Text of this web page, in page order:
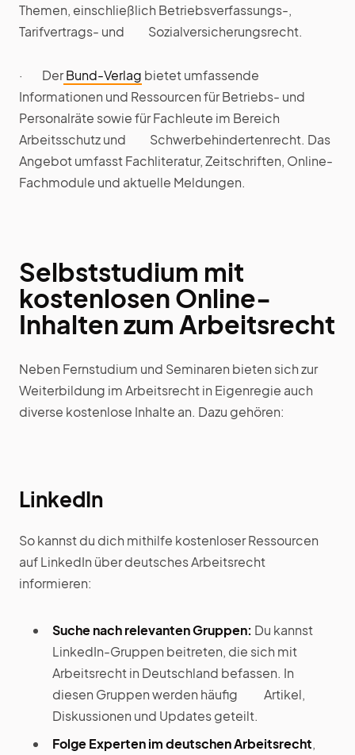
Themen, einschließlich Betriebsverfassungs-,
Tarifvertrags- und Sozialversicherungsrecht.
· DerBund-Verlag bietet umfassende
Informationen und Ressourcen für Betriebs- und
Personalräte sowie für Fachleute im Bereich
Arbeitsschutz und Schwerbehindertenrecht. Das
Angebot umfasst Fachliteratur, Zeitschriften, Online-
Fachmodule und aktuelle Meldungen.
Selbststudium mit
kostenlosen Online-
Inhalten zum Arbeitsrecht
Neben Fernstudium und Seminaren bieten sich zur
Weiterbildung im Arbeitsrecht in Eigenregie auch
diverse kostenlose Inhalte an. Dazu gehören:
LinkedIn
So kannst du dich mithilfe kostenloser Ressourcen
auf LinkedIn über deutsches Arbeitsrecht
informieren:
Suche nach relevanten Gruppen: Du kannst
LinkedIn-Gruppen beitreten, die sich mit
Arbeitsrecht in Deutschland befassen. In
diesen Gruppen werden häufig Artikel,
Diskussionen und Updates geteilt.
Folge Experten im deutschen Arbeitsrecht,